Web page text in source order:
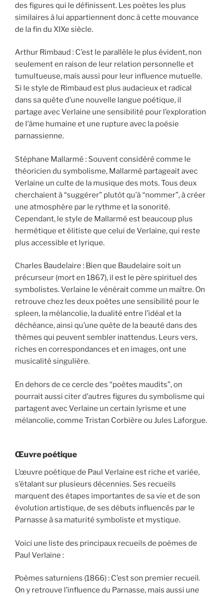
des figures qui le définissent. Les poètes les plus
similaires à lui appartiennent donc à cette mouvance
de la fin du XIXe siècle.
Arthur Rimbaud : C’est le parallèle le plus évident, non
seulement en raison de leur relation personnelle et
tumultueuse, mais aussi pour leur influence mutuelle.
Si le style de Rimbaud est plus audacieux et radical
dans sa quête d’une nouvelle langue poétique, il
partage avec Verlaine une sensibilité pour l’exploration
de l’âme humaine et une rupture avec la poésie
parnassienne.
Stéphane Mallarmé : Souvent considéré comme le
théoricien du symbolisme, Mallarmé partageait avec
Verlaine un culte de la musique des mots. Tous deux
cherchaient à “suggérer” plutôt qu’à “nommer”, à créer
une atmosphère par le rythme et la sonorité.
Cependant, le style de Mallarmé est beaucoup plus
hermétique et élitiste que celui de Verlaine, qui reste
plus accessible et lyrique.
Charles Baudelaire : Bien que Baudelaire soit un
précurseur (mort en 1867), il est le père spirituel des
symbolistes. Verlaine le vénérait comme un maître. On
retrouve chez les deux poètes une sensibilité pour le
spleen, la mélancolie, la dualité entre l’idéal et la
déchéance, ainsi qu’une quête de la beauté dans des
thèmes qui peuvent sembler inattendus. Leurs vers,
riches en correspondances et en images, ont une
musicalité singulière.
En dehors de ce cercle des “poètes maudits”, on
pourrait aussi citer d’autres figures du symbolisme qui
partagent avec Verlaine un certain lyrisme et une
mélancolie, comme Tristan Corbière ou Jules Laforgue.
Œuvre poétique
L’œuvre poétique de Paul Verlaine est riche et variée,
s’étalant sur plusieurs décennies. Ses recueils
marquent des étapes importantes de sa vie et de son
évolution artistique, de ses débuts influencés par le
Parnasse à sa maturité symboliste et mystique.
Voici une liste des principaux recueils de poèmes de
Paul Verlaine :
Poèmes saturniens (1866) : C’est son premier recueil.
On y retrouve l’influence du Parnasse, mais aussi une